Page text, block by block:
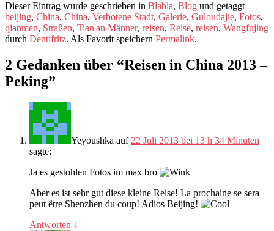
Dieser Eintrag wurde geschrieben in Blabla, Blog und getaggt
beijing, China, China, Verbotene Stadt, Galerie, Guloudajie, Fotos,
qianmen, Straßen, Tian'an Männer, reisen, Reise, reisen, Wangfujing
durch Dentifritz. Als Favorit speichern Permalink.
2 Gedanken über “Reisen in China 2013 –
Peking”
Yeyoushka auf 22 Juli 2013 bei 13 h 34 Minuten
sagte:
Ja es gestohlen Fotos im max bro
Aber es ist sehr gut diese kleine Reise! La prochaine se sera
peut être Shenzhen du coup! Adios Beijing!
Antworten ↓